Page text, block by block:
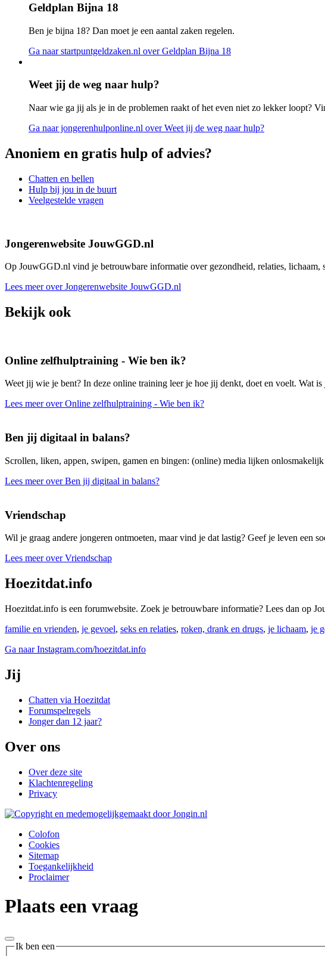
Geldplan Bijna 18
Ben je bijna 18? Dan moet je een aantal zaken regelen.
Ga naar startpuntgeldzaken.nl over Geldplan Bijna 18
Weet jij de weg naar hulp?
Naar wie ga jij als je in de problemen raakt of het even niet zo lekker loopt?
Ga naar jongerenhulponline.nl over Weet jij de weg naar hulp?
Anoniem en gratis hulp of advies?
Chatten en bellen
Hulp bij jou in de buurt
Veelgestelde vragen
Jongerenwebsite JouwGGD.nl
Op JouwGGD.nl vind je betrouwbare informatie over gezondheid, relaties,
Lees meer over Jongerenwebsite JouwGGD.nl
Bekijk ook
Online zelfhulptraining - Wie ben ik?
Weet jij wie je bent? In deze online training leer je hoe jij denkt, doet en voelt. Wat
Lees meer over Online zelfhulptraining - Wie ben ik?
Ben jij digitaal in balans?
Scrollen, liken, appen, swipen, gamen en bingen: (online) media lijken
Lees meer over Ben jij digitaal in balans?
Vriendschap
Wil je graag andere jongeren ontmoeten, maar vind je dat lastig? Geef je leven een
Lees meer over Vriendschap
Hoezitdat.info
Hoezitdat.info is een forumwebsite. Zoek je betrouwbare informatie? Lees dan op
familie en vrienden, je gevoel, seks en relaties, roken, drank en drugs, je lichaam, je
Ga naar Instagram.com/hoezitdat.info
Jij
Chatten via Hoezitdat
Forumspelregels
Jonger dan 12 jaar?
Over ons
Over deze site
Klachtenregeling
Privacy
Colofon
Cookies
Sitemap
Toegankelijkheid
Proclaimer
Plaats een vraag
Ik ben een